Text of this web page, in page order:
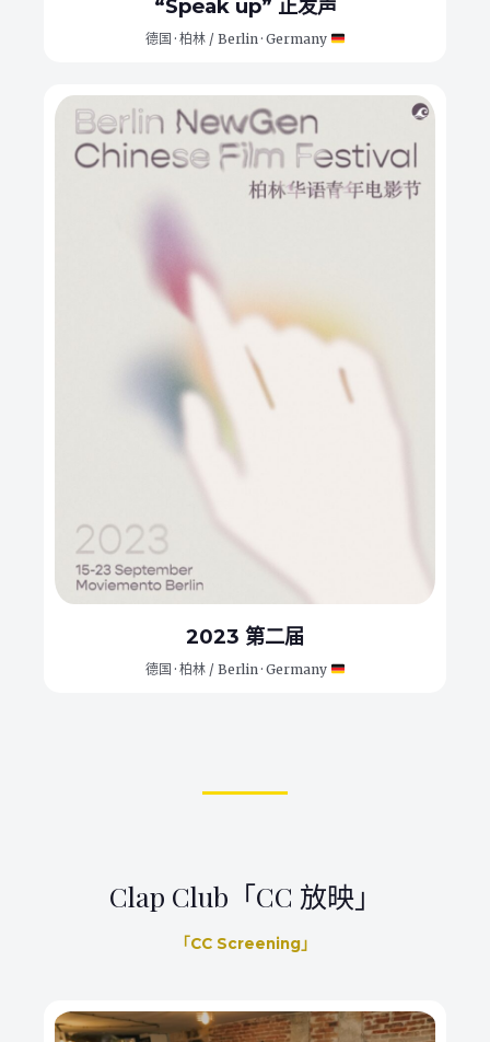
“Speak up” 正发声
德国 · 柏林 / Berlin · Germany
2023 第二届
德国 · 柏林 / Berlin · Germany
Clap Club「CC 放映」
「CC Screening」